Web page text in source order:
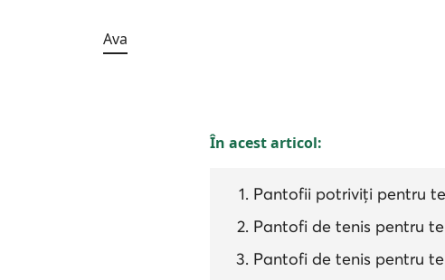
Ava
În acest articol:
Pantofii potriviți pentru
Pantofi de tenis pentru
Pantofi de tenis pentru